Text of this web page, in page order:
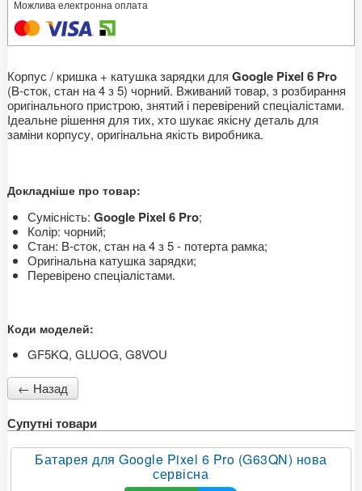
Можлива електронна оплата
Корпус / кришка + катушка зарядки для Google Pixel 6 Pro
(B-сток, стан на 4 з 5) чорний. Вживаний товар, з розбирання
оригінального пристрою, знятий і перевірений спеціалістами.
Ідеальне рішення для тих, хто шукає якісну деталь для
заміни корпусу, оригінальна якість виробника.
Докладніше про товар:
Сумісність: Google Pixel 6 Pro;
Колір: чорний;
Стан: B-сток, стан на 4 з 5 - потерта рамка;
Оригінальна катушка зарядки;
Перевірено спеціалістами.
Коди моделей:
GF5KQ, GLUOG, G8VOU
Супутні товари
Батарея для Google Pixel 6 Pro (G63QN) нова
сервісна